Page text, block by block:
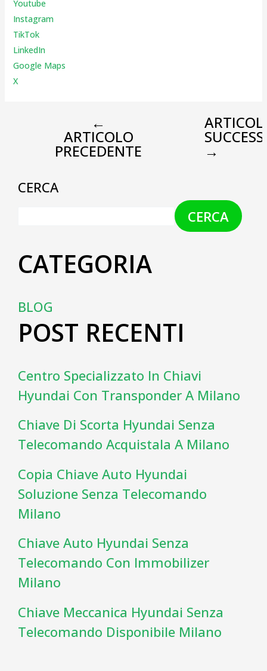
Youtube
Instagram
TikTok
LinkedIn
Google Maps
X
←
ARTICOLO
PRECEDENTE →
CERCA
CERCA
CATEGORIA
BLOG
POST RECENTI
Centro Specializzato In Chiavi
Hyundai Con Transponder A Milano
Chiave Di Scorta Hyundai Senza
Telecomando Acquistala A Milano
Copia Chiave Auto Hyundai
Soluzione Senza Telecomando
Milano
Chiave Auto Hyundai Senza
Telecomando Con Immobilizer
Milano
Chiave Meccanica Hyundai Senza
Telecomando Disponibile Milano